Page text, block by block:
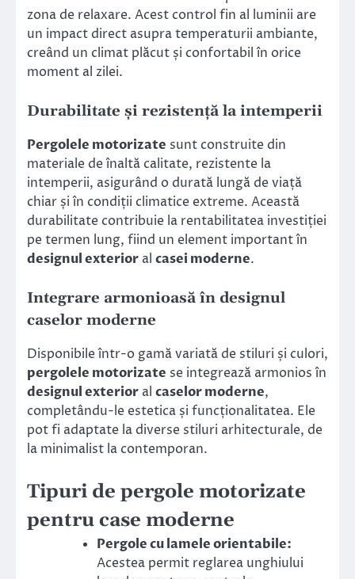
zona de relaxare. Acest control fin al luminii are
un impact direct asupra temperaturii ambiante,
creând un climat plăcut și confortabil în orice
moment al zilei.
Durabilitate și rezistență la intemperii
Pergolele motorizate sunt construite din
materiale de înaltă calitate, rezistente la
intemperii, asigurând o durată lungă de viață
chiar și în condiții climatice extreme. Această
durabilitate contribuie la rentabilitatea investiției
pe termen lung, fiind un element important în
designul exterior al casei moderne.
Integrare armonioasă în designul
caselor moderne
Disponibile într-o gamă variată de stiluri și culori,
pergolele motorizate se integrează armonios în
designul exterior al caselor moderne,
completându-le estetica și funcționalitatea. Ele
pot fi adaptate la diverse stiluri arhitecturale, de
la minimalist la contemporan.
Tipuri de pergole motorizate
pentru case moderne
Pergole cu lamele orientabile:
Acestea permit reglarea unghiului